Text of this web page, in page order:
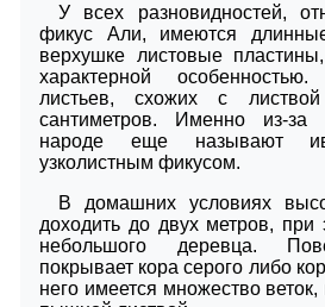
У всех разновидностей,
фикус Али, имеются
верхушке листовые
характерной
листьев, схожих с
сантиметров. Именно из-за
народе еще называют
узколистным фикусом.
В домашних условиях
доходить до двух метров,
небольшого деревца.
покрывает кора серого либо
него имеется множество